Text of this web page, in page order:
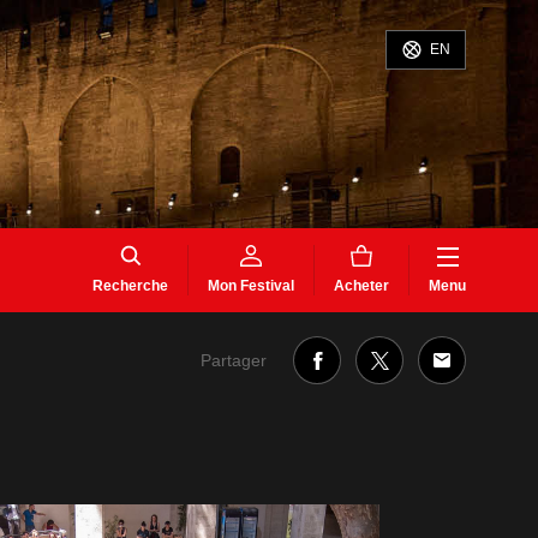
EN
Recherche Mon Festival Acheter Menu
Partager